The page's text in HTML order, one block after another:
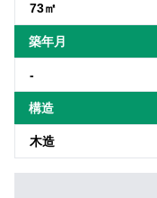
73㎡
築年月
-
構造
木造